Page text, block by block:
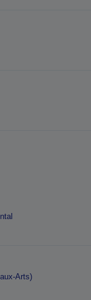
Arts)